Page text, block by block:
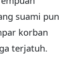
suami pun
korban
terjatuh.